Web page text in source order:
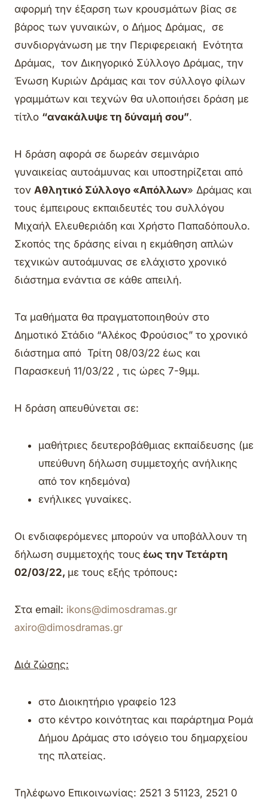
αφορμή την έξαρση των κρουσμάτων βίας σε
βάρος των γυναικών, ο Δήμος Δράμας, σε
συνδιοργάνωση με την Περιφερειακή Ενότητα
Δράμας, τον Δικηγορικό Σύλλογο Δράμας, την
Ένωση Κυριών Δράμας και τον σύλλογο φίλων
γραμμάτων και τεχνών θα υλοποιήσει δράση με
τίτλο “ανακάλυψε τη δύναμή σου”.
Η δράση αφορά σε δωρεάν σεμινάριο
γυναικείας αυτοάμυνας και υποστηρίζεται από
τον Αθλητικό Σύλλογο «Απόλλων» Δράμας και
τους έμπειρους εκπαιδευτές του συλλόγου
Μιχαήλ Ελευθεριάδη και Χρήστο Παπαδόπουλο.
Σκοπός της δράσης είναι η εκμάθηση απλών
τεχνικών αυτοάμυνας σε ελάχιστο χρονικό
διάστημα ενάντια σε κάθε απειλή.
Τα μαθήματα θα πραγματοποιηθούν στο
Δημοτικό Στάδιο “Αλέκος Φρούσιος” το χρονικό
διάστημα από Τρίτη 08/03/22 έως και
Παρασκευή 11/03/22 , τις ώρες 7-9μμ.
Η δράση απευθύνεται σε:
μαθήτριες δευτεροβάθμιας εκπαίδευσης (με
υπεύθυνη δήλωση συμμετοχής ανήλικης
από τον κηδεμόνα)
ενήλικες γυναίκες.
Οι ενδιαφερόμενες μπορούν να υποβάλλουν τη
δήλωση συμμετοχής τους έως την Τετάρτη
02/03/22, με τους εξής τρόπους:
Στα email: ikons@dimosdramas.gr
axiro@dimosdramas.gr
Διά ζώσης:
στο Διοικητήριο γραφείο 123
στο κέντρο κοινότητας και παράρτημα Ρομά
Δήμου Δράμας στο ισόγειο του δημαρχείου
της πλατείας.
Τηλέφωνο Επικοινωνίας: 2521 3 51123, 2521 0